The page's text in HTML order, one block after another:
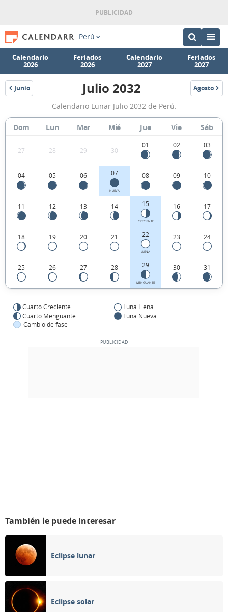
Perú
Calendario
2026
Feriados
2026
Calendario
2027
Feriados
2027
Junio
2032
Calendario
Lunar
Julio
Perú.
Julio 2032 Agosto
2032
Calendario Lunar Julio 2032 de Perú.
Dom Lun Mar Mié Jue Vie Sáb
27 28 29 30
01 02 03
04 05 06 07
NUEVA
08 09 10
11 12 13 14 15
CRECIENTE
16 17
18 19 20 21 22
LLENA
23 24
25 26 27 28 29
MENGUANTE
30 31
Cuarto Creciente
Luna Llena
Cuarto Menguante
Luna Nueva
Cambio de fase
También le puede interesar
Eclipse lunar
Eclipse solar